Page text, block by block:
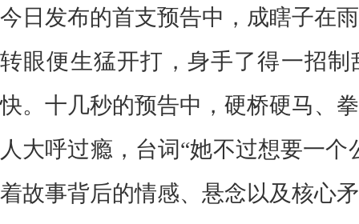
今日发布的首支预告中，成瞎子在
转眼便生猛开打，身手了得一招
快。十几秒的预告中，硬桥硬马、
人大呼过瘾，台词“她不过想要一个
着故事背后的情感、悬念以及核心